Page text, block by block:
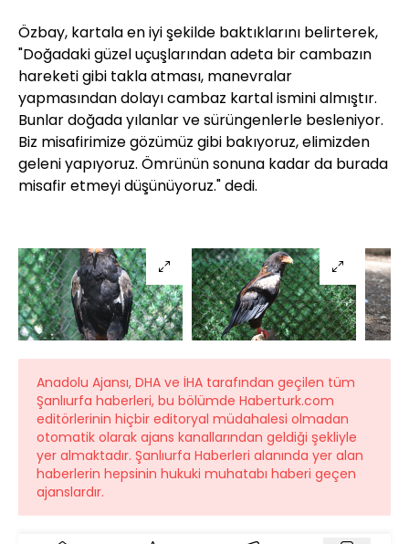
Özbay, kartala en iyi şekilde baktıklarını belirterek,
"Doğadaki güzel uçuşlarından adeta bir cambazın
hareketi gibi takla atması, manevralar
yapmasından dolayı cambaz kartal ismini almıştır.
Bunlar doğada yılanlar ve sürüngenlerle besleniyor.
Biz misafirimize gözümüz gibi bakıyoruz, elimizden
geleni yapıyoruz. Ömrünün sonuna kadar da burada
misafir etmeyi düşünüyoruz." dedi.
Anadolu Ajansı, DHA ve İHA tarafından geçilen tüm
Şanlıurfa haberleri, bu bölümde Haberturk.com
editörlerinin hiçbir editoryal müdahalesi olmadan
otomatik olarak ajans kanallarından geldiği şekliyle
yer almaktadır. Şanlıurfa Haberleri alanında yer alan
haberlerin hepsinin hukuki muhatabı haberi geçen
ajanslardır.